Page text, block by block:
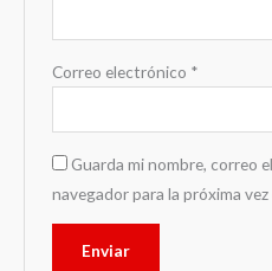
Correo electrónico *
Guarda mi nombre, correo
navegador para la próxima